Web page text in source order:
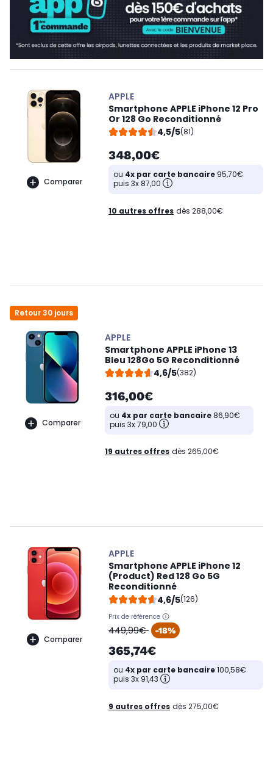
Comparer
APPLE
Smartphone APPLE iPhone 12 Pro
Or 128 Go Reconditionné
4,5/5(81)
348,00€
ou 4x par carte bancaire 95,70€
puis 3x 87,00
10 autres offres dès 288,00€
Retour 30 jours
Comparer
APPLE
Smartphone APPLE iPhone 13
Bleu 128Go 5G Reconditionné
4,6/5(382)
316,00€
ou 4x par carte bancaire86,90€
puis 3x 79,00
19 autres offres dès 265,00€
Comparer
APPLE
Smartphone APPLE iPhone 12
(Product) Red 128 Go 5G
Reconditionné
4,6/5(126)
Prix de référence
oldPrice
449,99€ -18%
365,74€
ou 4x par carte bancaire100,58€
puis 3x 91,43
9 autres offres dès 275,00€